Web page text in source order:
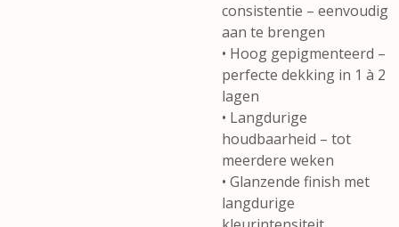
consistentie – eenvoudig
aan te brengen
• Hoog gepigmenteerd –
perfecte dekking in 1 à 2
lagen
• Langdurige
houdbaarheid – tot
meerdere weken
• Glanzende finish met
langdurige